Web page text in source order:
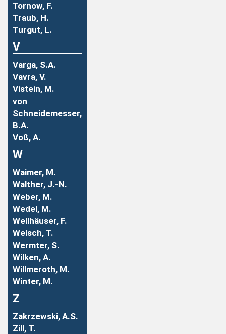
Tornow, F.
Traub, H.
Turgut, L.
V
Varga, S.A.
Vavra, V.
Vistein, M.
von
Schneidemesser,
B.A.
Voß, A.
W
Waimer, M.
Walther, J.-N.
Weber, M.
Wedel, M.
Wellhäuser, F.
Welsch, T.
Wermter, S.
Wilken, A.
Willmeroth, M.
Winter, M.
Z
Zakrzewski, A.S.
Zill, T.